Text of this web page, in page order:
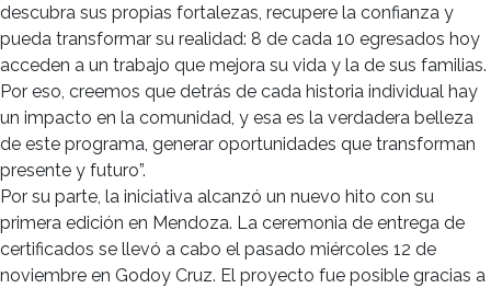
descubra sus propias fortalezas, recupere la confianza y
pueda transformar su realidad: 8 de cada 10 egresados hoy
acceden a un trabajo que mejora su vida y la de sus familias.
Por eso, creemos que detrás de cada historia individual hay
un impacto en la comunidad, y esa es la verdadera belleza
de este programa, generar oportunidades que transforman
presente y futuro”.
Por su parte, la iniciativa alcanzó un nuevo hito con su
primera edición en Mendoza. La ceremonia de entrega de
certificados se llevó a cabo el pasado miércoles 12 de
noviembre en Godoy Cruz. El proyecto fue posible gracias a